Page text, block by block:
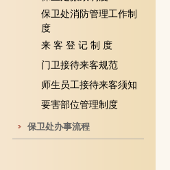
保卫处消防管理工作制
度
来 客 登 记 制 度
门卫接待来客规范
师生员工接待来客须知
要害部位管理制度
保卫处办事流程